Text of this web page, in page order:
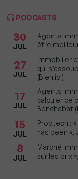
PODCASTS
30
JUL
Agents
être
27
JUL
Immobilier
qui
(Bien'ici)
17
JUL
Agents
calculer ce
Benchabat
15
JUL
Proptech :
has been »,
8
JUL
Marché
sur les prix